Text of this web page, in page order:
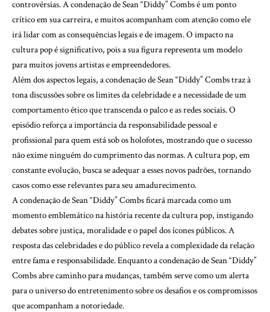
controvérsias. A condenação de Sean “Diddy” Combs é um ponto
crítico em sua carreira, e muitos acompanham com atenção como ele
irá lidar com as consequências legais e de imagem. O impacto na
cultura pop é significativo, pois a sua figura representa um modelo
para muitos jovens artistas e empreendedores.
Além dos aspectos legais, a condenação de Sean “Diddy” Combs traz à
tona discussões sobre os limites da celebridade e a necessidade de um
comportamento ético que transcenda o palco e as redes sociais. O
episódio reforça a importância da responsabilidade pessoal e
profissional para quem está sob os holofotes, mostrando que o sucesso
não exime ninguém do cumprimento das normas. A cultura pop, em
constante evolução, busca se adequar a esses novos padrões, tornando
casos como esse relevantes para seu amadurecimento.
A condenação de Sean “Diddy” Combs ficará marcada como um
momento emblemático na história recente da cultura pop, instigando
debates sobre justiça, moralidade e o papel dos ícones públicos. A
resposta das celebridades e do público revela a complexidade da relação
entre fama e responsabilidade. Enquanto a condenação de Sean “Diddy”
Combs abre caminho para mudanças, também serve como um alerta
para o universo do entretenimento sobre os desafios e os compromissos
que acompanham a notoriedade.